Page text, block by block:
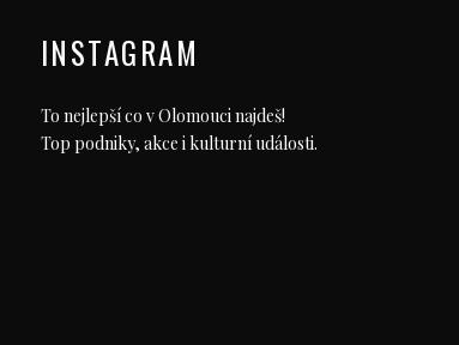
INSTAGRAM
To nejlepší co v Olomouci najdeš!
Top podniky, akce i kulturní události.